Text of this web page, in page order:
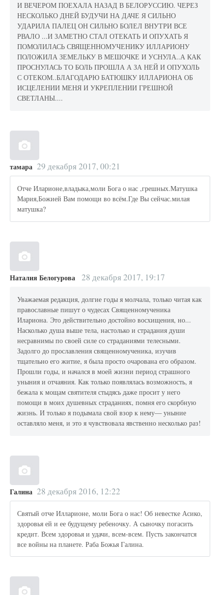
И ВЕЧЕРОМ ПОЕХАЛА НАЗАД В БЕЛОРУССИЮ. ЧЕРЕЗ
НЕСКОЛЬКО ДНЕЙ БУДУЧИ НА ДАЧЕ Я СИЛЬНО
УДАРИЛА ПАЛЕЦ ОН СИЛЬНО БОЛЕЛ ВНУТРИ ВСЕ
РВАЛО ...И ЗАМЕТНО СТАЛ ОТЕКАТЬ И ОПУХАТЬ Я
ПОМОЛИЛАСЬ СВЯЩЕННОМУЧЕНИКУ ИЛЛАРИОНУ
ПОЛОЖИЛА ЗЕМЕЛЬКУ В МЕШОЧКЕ И УСНУЛА..А КАК
ПРОСНУЛАСЬ ТО БОЛЬ ПРОШЛА А ЗА НЕЙ И ОПУХОЛЬ
С ОТЕКОМ..БЛАГОДАРЮ БАТЮШКУ ИЛЛАРИОНА ОБ
ИСЦЕЛЕНИИ МЕНЯ И УКРЕПЛЕНИИ ГРЕШНОЙ
СВЕТЛАНЫ....
тамара 29 декабря 2017, 00:21
Отче Иларионе,владыка,моли Бога о нас ,грешных.Матушка
Мария,Божией Вам помощи во всём.Где Вы сейчас.милая
матушка?
Наталия Белогурова 28 декабря 2017, 19:17
Уважаемая редакция, долгие годы я молчала, только читая как
православные пишут о чудесах Священномученика
Илариона. Это действительно достойно восхищения, но...
Насколько душа выше тела, настолько и страдания души
несравнимы по своей силе со страданиями телесными.
Задолго до прославления священномученика, изучив
тщательно его житие, я была просто очарована его образом.
Прошли годы, и начался в моей жизни период страшного
уныния и отчаяния. Как только появлялась возможность, я
бежала к мощам святителя стыдясь даже просит у него
помощи в моих душевных страданиях, помня его скорбную
жизнь. И только я подымала свой взор к нему— уныние
оставляло меня, и это я чувствовала явственно несколько раз!
Галина 28 декабря 2016, 12:22
Святый отче Илларионе, моли Бога о нас! Об невестке Асико,
здоровья ей и ее будущему ребеночку. А сыночку погасить
кредит. Всем здоровья и удачи, всем-всем. Пусть закончатся
все войны на планете. Раба Божья Галина.